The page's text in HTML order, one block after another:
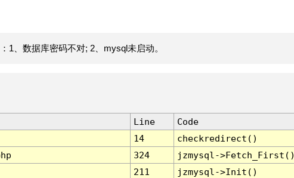
1、数据库密码不对; 2、mysql未启动。
Line
Code
14
checkredirect()
324
jzmysql-
211
jzmysql->Init()